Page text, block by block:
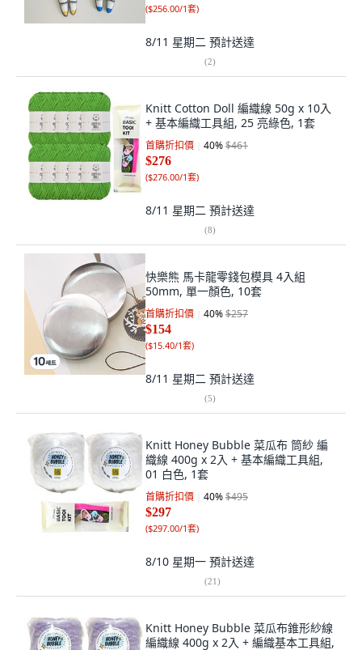
($256.00/1套)
8/11 星期二 預計送達
(2)
Knitt Cotton Doll 編織線 50g x 10入
+ 基本編織工具組, 25 亮綠色, 1套
首購折扣價 40%$461
$276
($276.00/1套)
8/11 星期二 預計送達
(8)
快樂熊 馬卡龍零錢包模具 4入組
50mm, 單一顏色, 10套
首購折扣價 40%$257
$154
($15.40/1套)
8/11 星期二 預計送達
(5)
Knitt Honey Bubble 菜瓜布 筒紗 編
織線 400g x 2入 + 基本編織工具組,
01 白色, 1套
首購折扣價 40%$495
$297
($297.00/1套)
8/10 星期一 預計送達
(21)
Knitt Honey Bubble 菜瓜布錐形紗線
編織線 400g x 2入 + 編織基本工具組,